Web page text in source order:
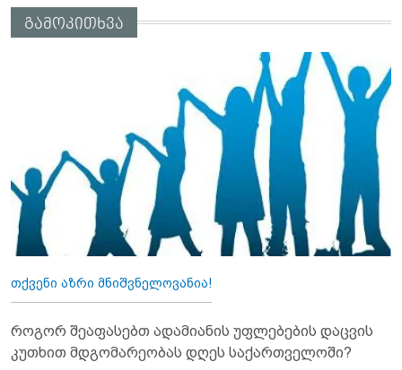
გამოკითხვა
თქვენი აზრი მნიშვნელოვანია!
როგორ შეაფასებთ ადამიანის უფლებების დაცვის
კუთხით მდგომარეობას დღეს საქართველოში?